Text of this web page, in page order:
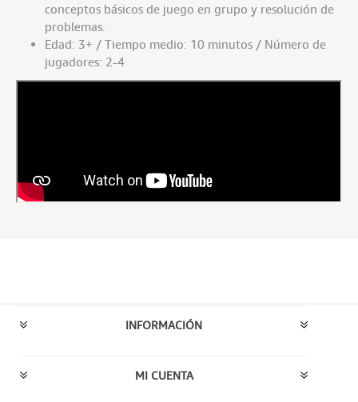
conceptos básicos de juego en grupo y resolución de
problemas.
Edad: 3+ / Tiempo medio: 10 minutos / Número de
jugadores: 2-4
INFORMACIÓN
MI CUENTA